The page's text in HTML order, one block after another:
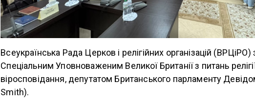
Всеукраїнська Рада Церков і релігійних організацій (ВРЦіРО)
Спеціальним Уповноваженим Великої Британії з питань
віросповідання, депутатом Британського парламенту
Smith).